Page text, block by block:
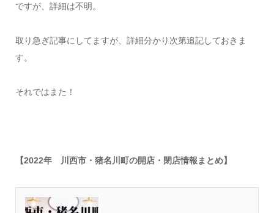
ですが、詳細は不明。
取り急ぎ記事にしてますが、詳細分かり次第追記しておきま
す。
それではまた！
【2022年 川西市・猪名川町の開店・閉店情報まとめ】